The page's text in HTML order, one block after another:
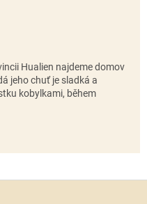
Hualien najdeme domov
jeho chuť je sladká a
kobylkami, během